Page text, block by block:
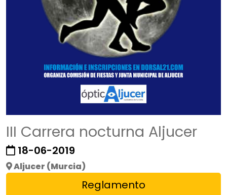
III Carrera nocturna Aljucer
18-06-2019
Aljucer (Murcia)
Reglamento